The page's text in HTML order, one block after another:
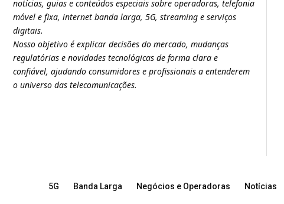
notícias, guias e conteúdos especiais sobre operadoras, telefonia
móvel e fixa, internet banda larga, 5G, streaming e serviços
digitais.
Nosso objetivo é explicar decisões do mercado, mudanças
regulatórias e novidades tecnológicas de forma clara e
confiável, ajudando consumidores e profissionais a entenderem
o universo das telecomunicações.
5G Banda Larga Negócios e Operadoras Notícias